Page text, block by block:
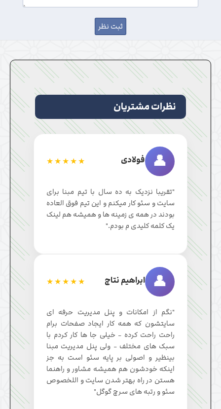
نظرات مشتریان
👤 فولادی ★★★★★
"تقریبا نزدیک به ده سال با تیم مبنا برای
سایت و سئو کار میکنم و این تیم فوق العاده
بودند در همه ی زمینه ها و همیشه هم لینک
یک کلمه کلیدی م بودم."
👤 ابراهیم نتاج ★★★★★
"نگم از امکانات و پنل مدیریت حرفه ای
سایتشون که همه کار ایجاد صفحات برام
راحت راحت کرده - خیلی جا ها کار کردم با
سبک های مختلف - ولی پنل مدیریت مبنا
بینظیر و اصولی بر پایه سئو است به جز
اینکه خودشون هم همیشه مشاور و راهنما
هستن در راه بهتر شدن سایت و اللخصوص
سئو و رتبه های سرچ گوگل"